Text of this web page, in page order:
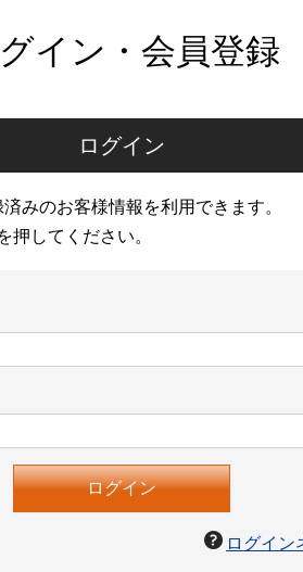
イン・会員登録
ログイン
みのお客様情報を利用できます。
押してください。
ログイン